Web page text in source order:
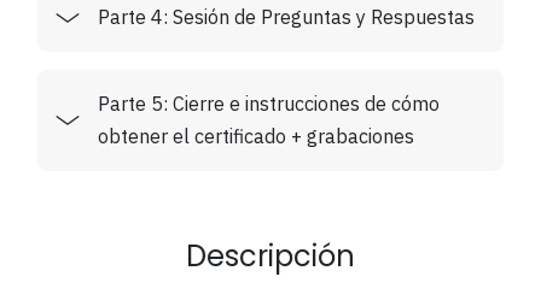
Parte 4: Sesión de Preguntas y Respuestas
Parte 5: Cierre e instrucciones de cómo
obtener el certificado + grabaciones
Descripción